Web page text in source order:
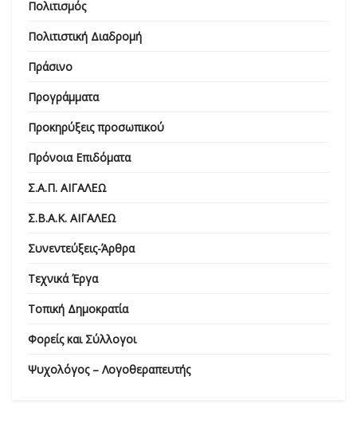
Πολιτισμός
Πολιτιστική Διαδρομή
Πράσινο
Προγράμματα
Προκηρύξεις προσωπικού
Πρόνοια Επιδόματα
Σ.Α.Π. ΑΙΓΑΛΕΩ
Σ.Β.Α.Κ. ΑΙΓΑΛΕΩ
Συνεντεύξεις-Άρθρα
Τεχνικά Έργα
Τοπική Δημοκρατία
Φορείς και Σύλλογοι
Ψυχολόγος – Λογοθεραπευτής